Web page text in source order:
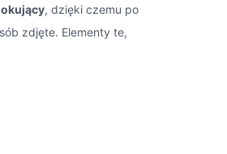
, dzięki czemu po
zdjęte. Elementy te,